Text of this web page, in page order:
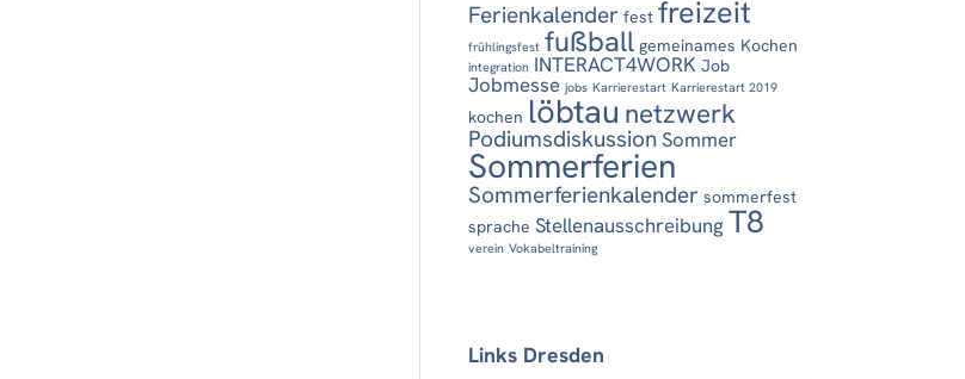
Ferienkalender fest freizeit
frühlingsfest fußball gemeinames Kochen
integration INTERACT4WORK Job
Jobmesse jobs Karrierestart Karrierestart 2019
kochen löbtau netzwerk
PodiumsdiskussionSommer
Sommerferien
Sommerferienkalender sommerfest
sprache Stellenausschreibung T8
verein Vokabeltraining
Links Dresden